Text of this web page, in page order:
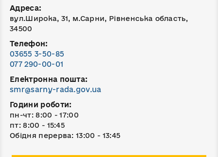
Адреса:
вул.Широка, 31, м.Сарни, Рівненська область,
34500
Телефон:
03655 3-50-85
077 290-00-01
Електронна пошта:
smr@sarny-rada.gov.ua
Години роботи:
пн-чт: 8:00 - 17:00
пт: 8:00 - 15:45
Обідня перерва: 13:00 - 13:45